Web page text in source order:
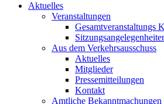
Aktuelles
Veranstaltungen
Gesamtveranstaltungs
Aus dem Verkehrsausschuss
Aktuelles
Mitglieder
Pressemitteilungen
Kontakt
Amtliche Bekanntmachungen